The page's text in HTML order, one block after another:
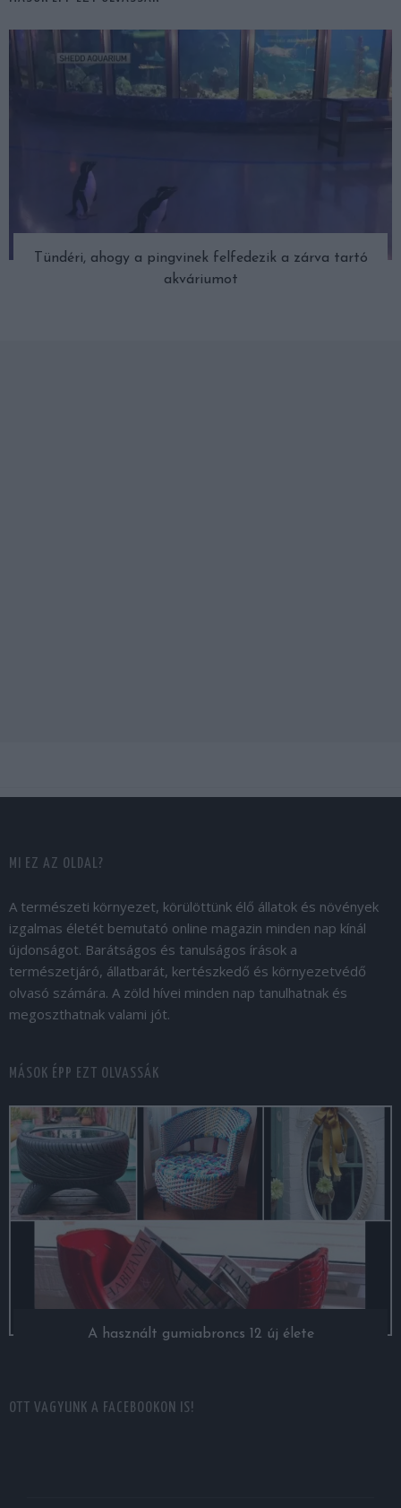
Tündéri, ahogy a pingvinek felfedezik a zárva tartó
akváriumot
MI EZ AZ OLDAL?
A természeti környezet, körülöttünk élő állatok és növények
izgalmas életét bemutató online magazin minden nap kínál
újdonságot. Barátságos és tanulságos írások a
természetjáró, állatbarát, kertészkedő és környezetvédő
olvasó számára. A zöld hívei minden nap tanulhatnak és
megoszthatnak valami jót.
MÁSOK ÉPP EZT OLVASSÁK
A használt gumiabroncs 12 új élete
OTT VAGYUNK A FACEBOOKON IS!